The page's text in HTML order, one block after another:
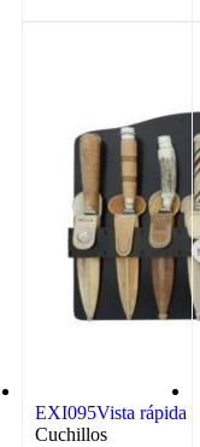
EXI095Vista rápida
Cuchillos